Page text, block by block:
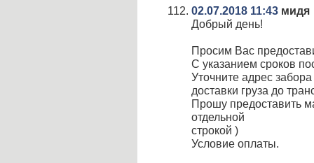
02.07.2018 11:43 мидя
Добрый день!
Просим Вас
С указанием сроков
Уточните адрес
доставки груза до
Прошу предоставить
отдельной
строкой )
Условие оплаты.